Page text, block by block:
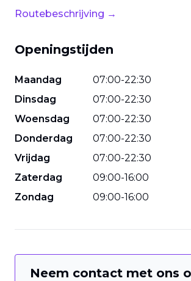
Routebeschrijving →
Openingstijden
Maandag 07:00-22:30
Dinsdag
07:00-22:30
Woensdag
07:00-22:30
Donderdag
07:00-22:30
Vrijdag
07:00-22:30
Zaterdag
09:00-16:00
Zondag
09:00-16:00
Neem contact met ons